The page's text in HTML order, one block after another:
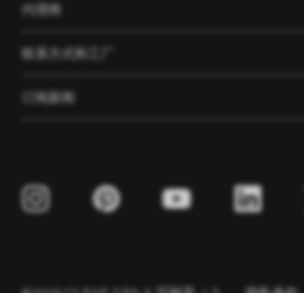
代理商
联系方式和工厂
订阅新闻